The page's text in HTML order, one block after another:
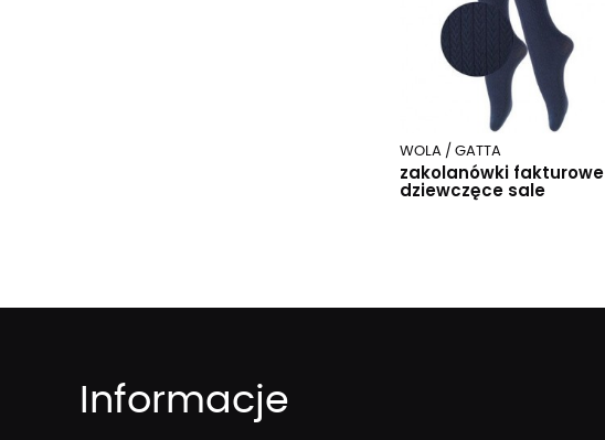
WOLA / GATTA
zakolanówki fakturowe
dziewczęce sale
Informacje